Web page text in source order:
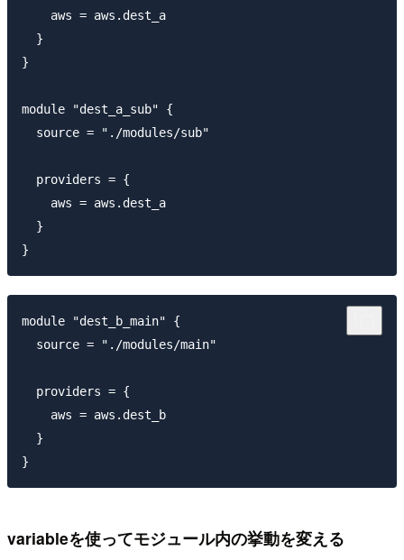
    aws = aws.dest_a
  }
}
module "dest_a_sub" {
  source = "./modules/sub"
  providers = {
    aws = aws.dest_a
  }
module "dest_b_main" {
  source = "./modules/main"
  providers = {
    aws = aws.dest_b
  }
variableを使ってモジュール内の挙動を変える